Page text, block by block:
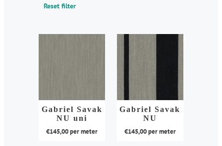
Reset filter
Gabriel Savak
NU uni
€145,00per meter
Gabriel Savak
NU
€145,00per meter